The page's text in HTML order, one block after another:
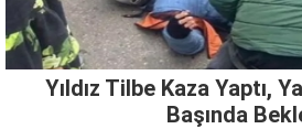
Yıldız Tilbe Kaza Yaptı,
Başında